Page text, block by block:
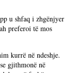
u shfaq i zhgënjyer
preferoi të mos
kurrë në ndeshje.
gjithmonë në